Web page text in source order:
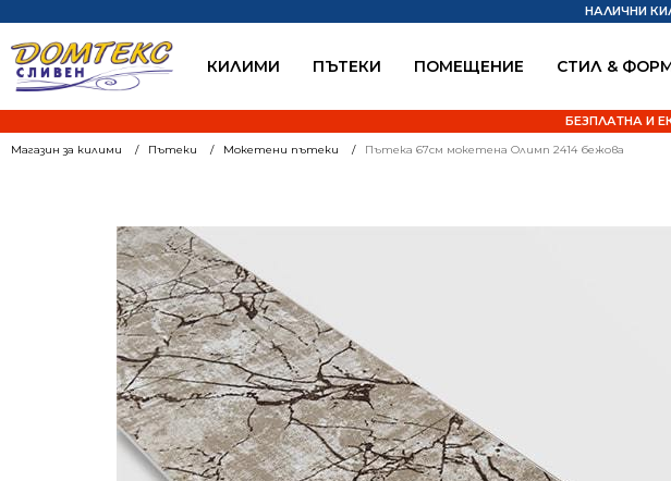
КИЛИМИ ПЪТЕКИ ПОМЕЩЕНИЕ СТИЛ &
НАЛИЧНИ
БЕЗПЛАТНА И
Магазин за килими Пътеки Мокетени пътеки Пътека 67см мокетена Олимп 2414 бежова